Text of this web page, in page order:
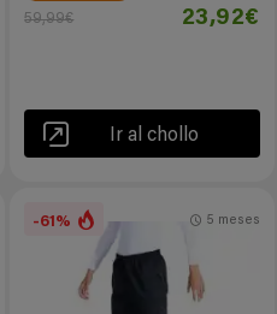
59,99€ 23,92€
Ir al chollo
-61% 5 meses